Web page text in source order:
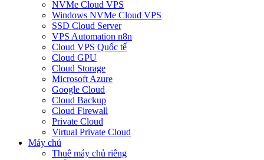
NVMe Cloud VPS
Windows NVMe Cloud VPS
SSD Cloud Server
VPS Automation n8n
Cloud VPS Quốc tế
Cloud GPU
Cloud Storage
Microsoft Azure
Google Cloud
Cloud Backup
Cloud Firewall
Private Cloud
Virtual Private Cloud
Máy chủ
Thuê máy chủ riêng